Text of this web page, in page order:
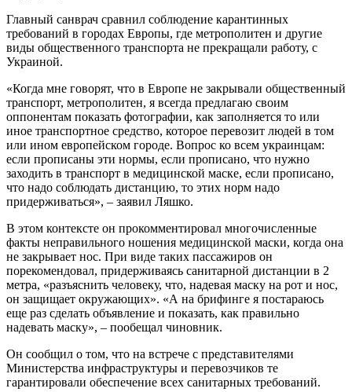
Главный санврач сравнил соблюдение карантинных
требований в городах Европы, где метрополитен и другие
виды общественного транспорта не прекращали работу, с
Украиной.
«Когда мне говорят, что в Европе не закрывали общественный
транспорт, метрополитен, я всегда предлагаю своим
оппонентам показать фотографии, как заполняется то или
иное транспортное средство, которое перевозит людей в том
или ином европейском городе. Вопрос ко всем украинцам:
если прописаны эти нормы, если прописано, что нужно
заходить в транспорт в медицинской маске, если прописано,
что надо соблюдать дистанцию, то этих норм надо
придерживаться», – заявил Ляшко.
В этом контексте он прокомментировал многочисленные
факты неправильного ношения медицинской маски, когда она
не закрывает нос. При виде таких пассажиров он
порекомендовал, придерживаясь санитарной дистанции в 2
метра, «разъяснить человеку, что, надевая маску на рот и нос,
он защищает окружающих». «А на брифинге я постараюсь
еще раз сделать объявление и показать, как правильно
надевать маску», – пообещал чиновник.
Он сообщил о том, что на встрече с представителями
Министерства инфраструктуры и перевозчиков те
гарантировали обеспечение всех санитарных требований.